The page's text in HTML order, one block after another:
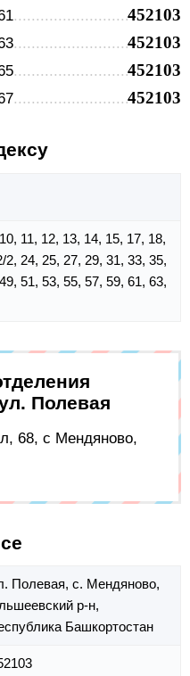
452103
452103
452103
452103
11, 12, 13, 14, 15, 17, 18,
2, 24, 25, 27, 29, 31, 33, 35,
51, 53, 55, 57, 59, 61, 63,
Полевая
68, с Мендяново,
Полевая, с. Мендяново,
р-н,
Башкортостан